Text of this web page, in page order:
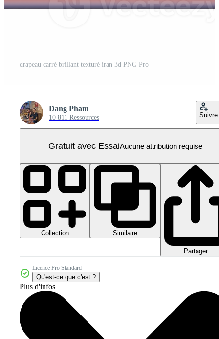
drapeau carré brillant texturé iran 3d PNG Pro
Dang Pham
10 811 Ressources Suivre
Gratuit avec EssaiAucune attribution requise
Collection Similaire
Partager
Licence Pro Standard
Qu'est-ce que c'est ?
Plus d'infos